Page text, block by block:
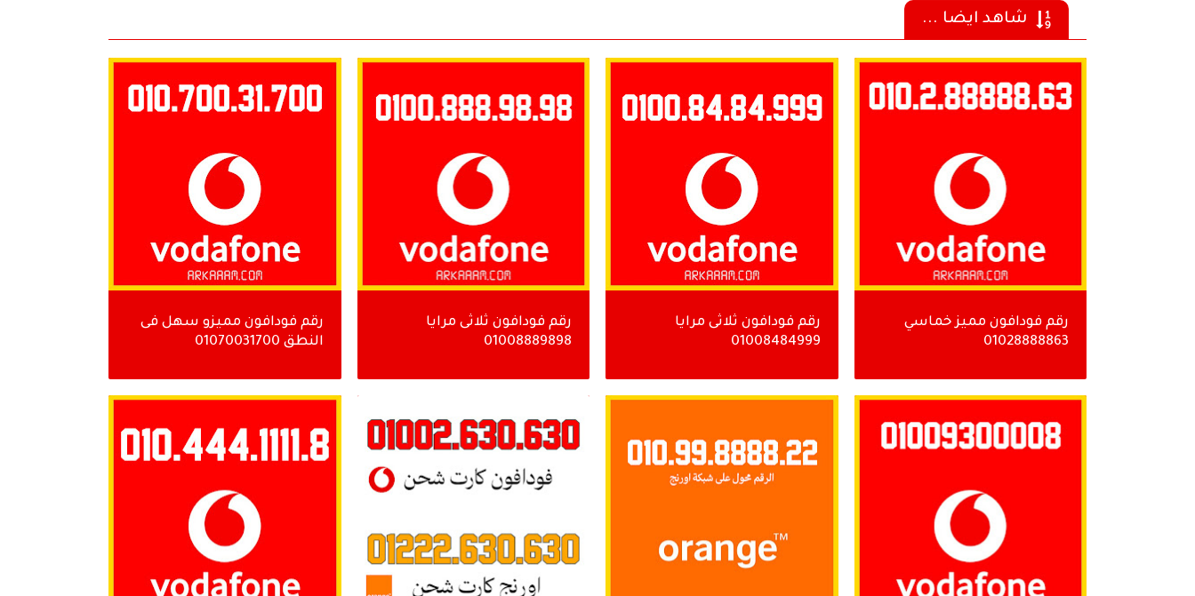
شاهد ايضا ...
رقم فودافون مميز خماسي
01028888863
رقم فودافون ثلاثى مرايا
01008484999
رقم فودافون ثلاثى مرايا
01008889898
رقم فودافون مميزو سهل فى
النطق 01070031700